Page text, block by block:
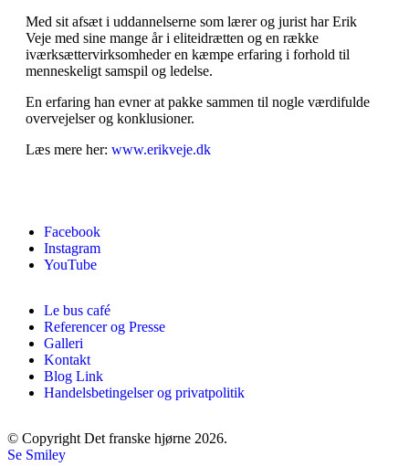
Med sit afsæt i uddannelserne som lærer og jurist har Erik
Veje med sine mange år i eliteidrætten og en række
iværksættervirksomheder en kæmpe erfaring i forhold til
menneskeligt samspil og ledelse.
En erfaring han evner at pakke sammen til nogle værdifulde
overvejelser og konklusioner.
Læs mere her: www.erikveje.dk
Facebook
Instagram
YouTube
Le bus café
Referencer og Presse
Galleri
Kontakt
Blog Link
Handelsbetingelser og privatpolitik
© Copyright Det franske hjørne 2026.
Se Smiley